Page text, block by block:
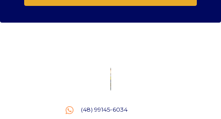
(48) 99145-6034